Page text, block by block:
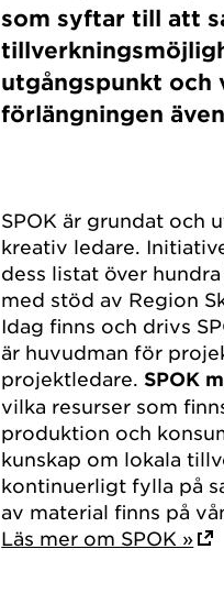
som syftar till att
utgångspunkt och
förlängningen
SPOK är grundat och
kreativ ledare.
dess listat över
med stöd av Region
Idag finns och drivs
är huvudman för
projektledare. SPOK
vilka resurser som
produktion och
kunskap om lokala
kontinuerligt fylla på
av material finns på
Läs mer om SPOK »